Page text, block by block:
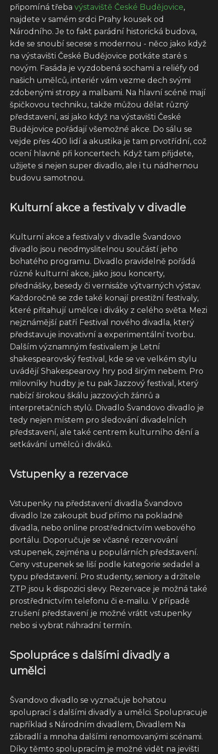
připomíná třeba výstaviště České Budějovice,
najdete v samém srdci Prahy kousek od
Národního. Je to fakt parádní historická budova,
kde se snoubí secese s modernou - něco jako když
na výstavišti České Budějovice potkáte staré s
novým. Fasáda je vyzdobená sochami a reliéfy od
našich umělců, interiér vám vezme dech svými
zdobenými stropy a malbami. Na hlavní scéně mají
špičkovou techniku, takže můžou dělat různý
představení, asi jako když na výstavišti České
Budějovice pořádají všemožné akce. Do sálu se
vejde přes 400 lidí a akustika je tam prvotřídní, což
ocení hlavně při koncertech. Když tam přijdete,
užijete si nejen super divadlo, ale i tu nádhernou
budovu samotnou.
Kulturní akce a festivaly v divadle
Kulturní akce a festivaly v divadle Švandovo
divadlo jsou neodmyslitelnou součástí jeho
bohatého programu. Divadlo pravidelně pořádá
různé kulturní akce, jako jsou koncerty,
přednášky, besedy či vernisáže výtvarných výstav.
Každoročně se zde také konají prestižní festivaly,
které přitahují umělce i diváky z celého světa. Mezi
nejznámější patří Festival nového divadla, který
představuje inovativní a experimentální tvorbu.
Dalším významným festivalem je Letní
shakespearovský festival, kde se ve velkém stylu
uvádějí Shakespearovy hry pod širým nebem. Pro
milovníky hudby je tu pak Jazzový festival, který
nabízí širokou škálu jazzových žánrů a
interpretačních stylů. Divadlo Švandovo divadlo je
tedy nejen místem pro sledování divadelních
představení, ale také centrem kulturního dění a
setkávání umělců i diváků.
Vstupenky a rezervace
Vstupenky na představení divadla Švandovo
divadlo lze zakoupit buď přímo na pokladně
divadla, nebo online prostřednictvím webového
portálu. Doporučuje se včasné rezervování
vstupenek, zejména u populárních představení.
Ceny vstupenek se liší podle kategorie sedadel a
typu představení. Pro studenty, seniory a držitele
ZTP jsou k dispozici slevy. Rezervace je možná také
prostřednictvím telefonu či e-mailu. V případě
zrušení představení je možné vrátit vstupenky
nebo si vybrat náhradní termín.
Spolupráce s dalšími divadly a
umělci
Švandovo divadlo se vyznačuje bohatou
spoluprací s dalšími divadly a umělci. Spolupracuje
například s Národním divadlem, Divadlem Na
zábradlí a mnoha dalšími renomovanými scénami.
Díky těmto spolupracím je možné vidět na jevišti